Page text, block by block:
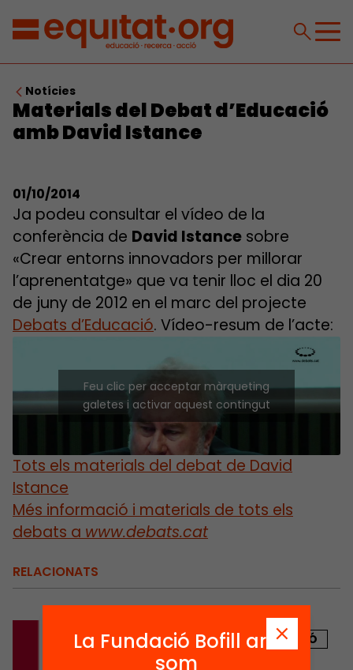
Notícies
Materials del Debat d’Educació
amb David Istance
01/10/2014
Ja podeu consultar el vídeo de la
conferència de David Istance sobre
«Crear entorns innovadors per millorar
l’aprenentatge» que va tenir lloc el dia 20
de juny de 2012 en el marc del projecte
Debats d’Educació. Vídeo-resum de l’acte:
Feu clic per acceptar màrqueting
galetes i activar aquest contingut
Tots els materials del debat de David
Istance
Més informació i materials de tots els
debats a www.debats.cat
RELACIONATS
PUBLICACIÓ
La Fundació Bofill ara
som